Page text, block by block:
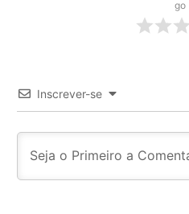
go
Inscrever-se